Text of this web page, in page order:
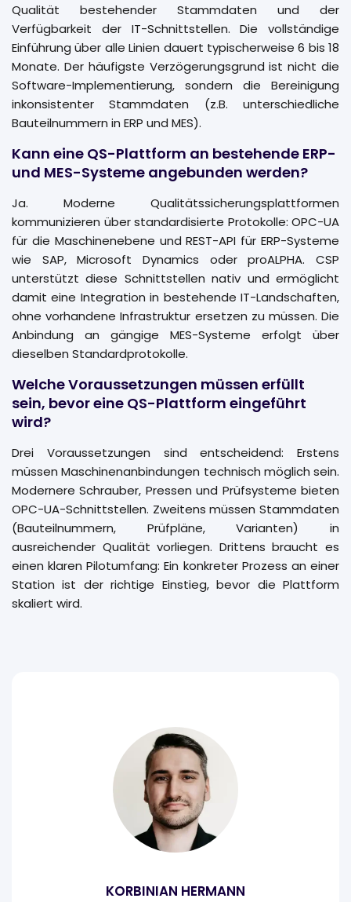
Qualität bestehender Stammdaten und der
Verfügbarkeit der IT-Schnittstellen. Die vollständige
Einführung über alle Linien dauert typischerweise 6 bis 18
Monate. Der häufigste Verzögerungsgrund ist nicht die
Software-Implementierung, sondern die Bereinigung
inkonsistenter Stammdaten (z.B. unterschiedliche
Bauteilnummern in ERP und MES).
Kann eine QS-Plattform an bestehende ERP-
und MES-Systeme angebunden werden?
Ja. Moderne Qualitätssicherungsplattformen
kommunizieren über standardisierte Protokolle: OPC-UA
für die Maschinenebene und REST-API für ERP-Systeme
wie SAP, Microsoft Dynamics oder proALPHA. CSP
unterstützt diese Schnittstellen nativ und ermöglicht
damit eine Integration in bestehende IT-Landschaften,
ohne vorhandene Infrastruktur ersetzen zu müssen. Die
Anbindung an gängige MES-Systeme erfolgt über
dieselben Standardprotokolle.
Welche Voraussetzungen müssen erfüllt
sein, bevor eine QS-Plattform eingeführt
wird?
Drei Voraussetzungen sind entscheidend: Erstens
müssen Maschinenanbindungen technisch möglich sein.
Modernere Schrauber, Pressen und Prüfsysteme bieten
OPC-UA-Schnittstellen. Zweitens müssen Stammdaten
(Bauteilnummern, Prüfpläne, Varianten) in
ausreichender Qualität vorliegen. Drittens braucht es
einen klaren Pilotumfang: Ein konkreter Prozess an einer
Station ist der richtige Einstieg, bevor die Plattform
skaliert wird.
KORBINIAN HERMANN